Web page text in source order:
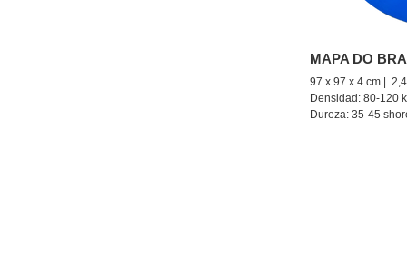
MAPA DO
97 x 97 x 4 cm |
Densidad: 80-120
Dureza: 35-45